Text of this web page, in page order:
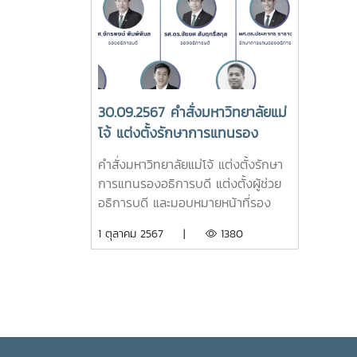
30.09.2567 คำสั่งมหาวิทยาลัยแม่
โจ้ แต่งตั้งรักษาการแทนรอง
อธิการบดี แต่งตั้งผู้ช่วยอธิการบดี
และมอบหมายหน้าที่รองอธิการบดี
ผู้ช่วยอธิการบดี
คำสั่งมหาวิทยาลัยแม่โจ้ แต่งตั้งรักษา
การแทนรองอธิการบดี แต่งตั้งผู้ช่วย
อธิการบดี และมอบหมายหน้าที่รอง
ละเอียด)
1 ตุลาคม 2567 | 1380